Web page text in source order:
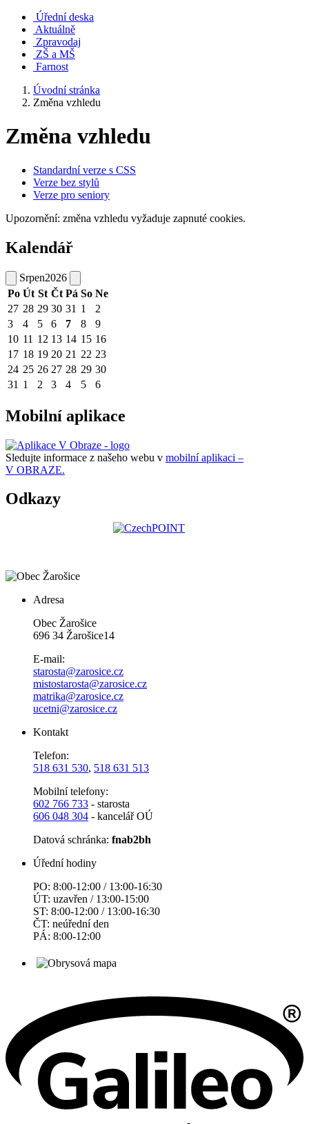
Úřední deska
Aktuálně
Zpravodaj
ZŠ a MŠ
Farnost
Úvodní stránka
Změna vzhledu
Změna vzhledu
Standardní verze s CSS
Verze bez stylů
Verze pro seniory
Upozornění: změna vzhledu vyžaduje zapnuté cookies.
Kalendář
Srpen2026
Po Út St Čt Pá So Ne
27 28 29 30 31 1
2
3
4 5 6 7 8
9
10 11 12 13 14 15 16
17 18 19 20 21 22 23
24 25 26 27 28 29 30
31 1 2 3 4 5 6
Mobilní aplikace
Sledujte informace z našeho webu v mobilní aplikaci –
V OBRAZE.
Odkazy
Adresa
Obec Žarošice
696 34 Žarošice14
E-mail:
starosta@zarosice.cz
mistostarosta@zarosice.cz
matrika@zarosice.cz
ucetni@zarosice.cz
Kontakt
Telefon:
518 631 530, 518 631 513
Mobilní telefony:
602 766 733 - starosta
606 048 304 - kancelář OÚ
Datová schránka: fnab2bh
Úřední hodiny
PO: 8:00-12:00 / 13:00-16:30
ÚT: uzavřen / 13:00-15:00
ST: 8:00-12:00 / 13:00-16:30
ČT: neúřední den
PÁ: 8:00-12:00